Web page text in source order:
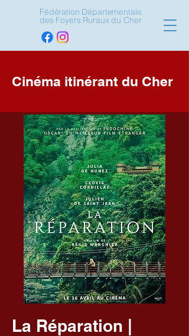
Fédération Départementale
des Foyers Ruraux du Cher
Cinéma itinérant du Cher
La Réparation |